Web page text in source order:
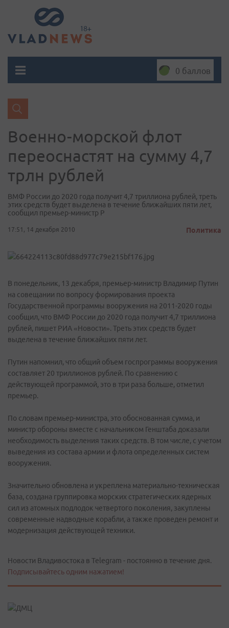
0 баллов
Военно-морской флот
переоснастят на сумму 4,7
трлн рублей
ВМФ России до 2020 года получит 4,7 триллиона рублей, треть
этих средств будет выделена в течение ближайших пяти лет,
сообщил премьер-министр Р
17:51, 14 декабря 2010 Политика
В понедельник, 13 декабря, премьер-министр Владимир Путин
на совещании по вопросу формирования проекта
Государственной программы вооружения на 2011-2020 годы
сообщил, что ВМФ России до 2020 года получит 4,7 триллиона
рублей, пишет РИА «Новости». Треть этих средств будет
выделена в течение ближайших пяти лет.
Путин напомнил, что общий объем госпрограммы вооружения
составляет 20 триллионов рублей. По сравнению с
действующей программой, это в три раза больше, отметил
премьер.
По словам премьер-министра, это обоснованная сумма, и
министр обороны вместе с начальником Генштаба доказали
необходимость выделения таких средств. В том числе, с учетом
выведения из состава армии и флота определенных систем
вооружения.
Значительно обновлена и укреплена материально-техническая
база, создана группировка морских стратегических ядерных
сил из атомных подлодок четвертого поколения, закуплены
современные надводные корабли, а также проведен ремонт и
модернизация действующей техники.
Новости Владивостока в Telegram - постоянно в течение дня.
Подписывайтесь одним нажатием!